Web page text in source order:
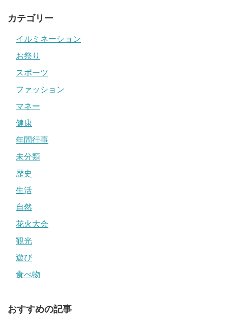
カテゴリー
イルミネーション
お祭り
スポーツ
ファッション
マネー
健康
年間行事
未分類
歴史
生活
自然
花火大会
観光
遊び
食べ物
おすすめの記事